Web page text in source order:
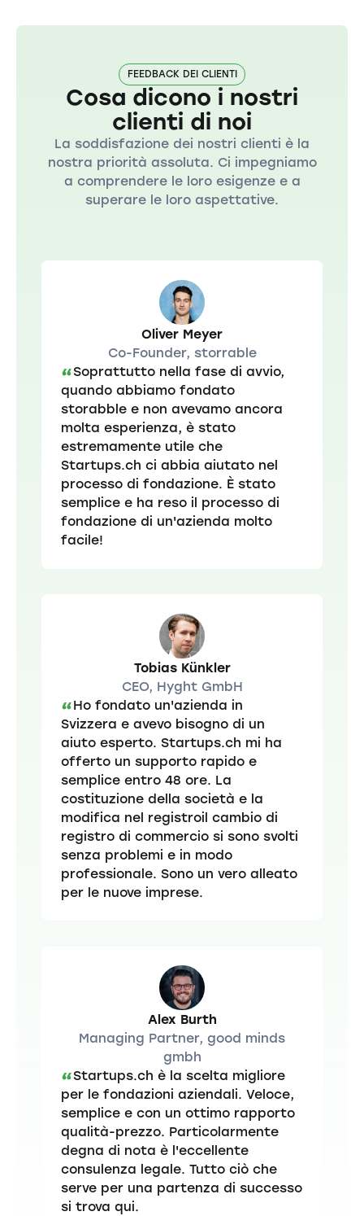
FEEDBACK DEI CLIENTI
Cosa dicono i nostri
clienti di noi
La soddisfazione dei nostri clienti è la
nostra priorità assoluta. Ci impegniamo
a comprendere le loro esigenze e a
superare le loro aspettative.
Oliver Meyer
Co-Founder, storrable
“Soprattutto nella fase di avvio,
quando abbiamo fondato
storabble e non avevamo ancora
molta esperienza, è stato
estremamente utile che
Startups.ch ci abbia aiutato nel
processo di fondazione. È stato
semplice e ha reso il processo di
fondazione di un'azienda molto
facile!
Tobias Künkler
CEO, Hyght GmbH
“Ho fondato un'azienda in
Svizzera e avevo bisogno di un
aiuto esperto. Startups.ch mi ha
offerto un supporto rapido e
semplice entro 48 ore. La
costituzione della società e la
modifica nel registroil cambio di
registro di commercio si sono svolti
senza problemi e in modo
professionale. Sono un vero alleato
per le nuove imprese.
Alex Burth
Managing Partner, good minds
gmbh
“Startups.ch è la scelta migliore
per le fondazioni aziendali. Veloce,
semplice e con un ottimo rapporto
qualità-prezzo. Particolarmente
degna di nota è l'eccellente
consulenza legale. Tutto ciò che
serve per una partenza di successo
si trova qui.